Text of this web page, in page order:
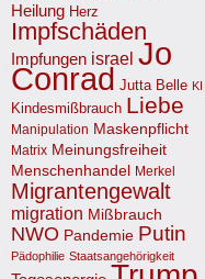
Heilung Herz
Impfschäden
Impfungen israel Jo
Conrad Jutta Belle KI
Kindesmißbrauch Liebe
Manipulation Maskenpflicht
Matrix Meinungsfreiheit
Menschenhandel Merkel
Migrantengewalt
migration Mißbrauch
NWO Pandemie Putin
Pädophilie Staatsangehörigkeit